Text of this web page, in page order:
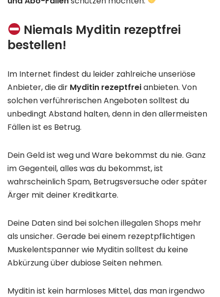
Niemals Myditin rezeptfrei
bestellen!
Im Internet findest du leider zahlreiche unseriöse
Anbieter, die dir Myditin rezeptfreianbieten. Von
solchen verführerischen Angeboten solltest du
unbedingt Abstand halten, denn in den allermeisten
Fällen ist es Betrug.
Dein Geld ist weg und Ware bekommst du nie. Ganz
im Gegenteil, alles was du bekommst, ist
wahrscheinlich Spam, Betrugsversuche oder später
Ärger mit deiner Kreditkarte.
Deine Daten sind bei solchen illegalen Shops mehr
als unsicher. Gerade bei einem rezeptpflichtigen
Muskelentspanner wie Myditin solltest du keine
Abkürzung über dubiose Seiten nehmen.
Myditin ist kein harmloses Mittel, das man irgendwo